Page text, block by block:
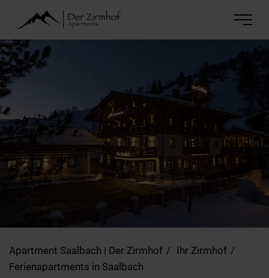
Apartment Saalbach | Der Zirmhof
Ihr Zirmhof
Ferienapartments in Saalbach